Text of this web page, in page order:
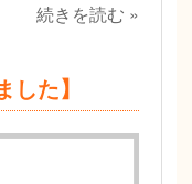
続きを読む »
した】